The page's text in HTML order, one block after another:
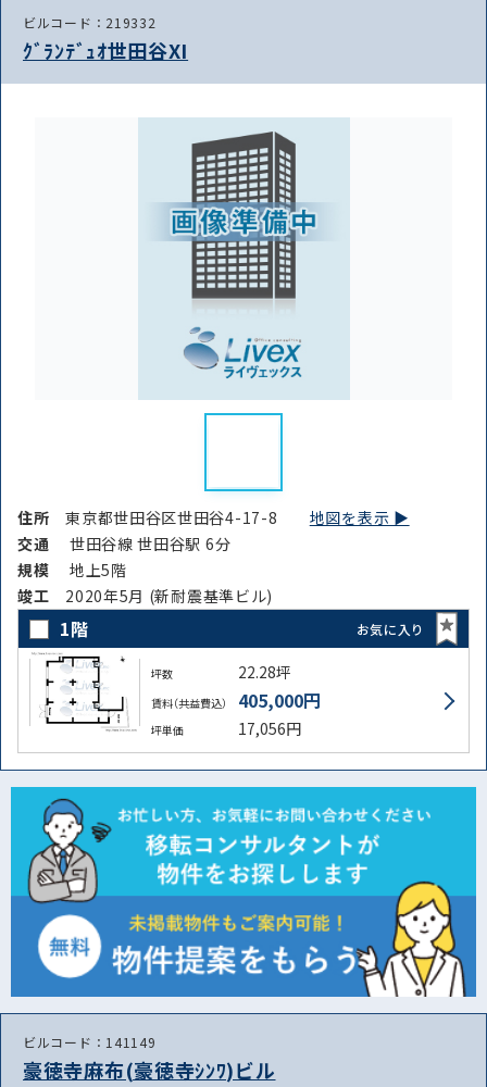
ビルコード：219332
ｸﾞﾗﾝﾃﾞｭｵ世田谷XI
住所東京都世田谷区世田谷4-17-8 地図を表示 ▶︎
交通
世田谷線 世田谷駅 6分
規模
地上5階
竣⼯ 2020年5月 (新耐震基準ビル)
1階 お気に入り
坪数 22.28坪
賃料（共益費込） 405,000円
坪単価 17,056円
ビルコード：141149
豪徳寺麻布(豪徳寺ｼﾝﾜ)ビル